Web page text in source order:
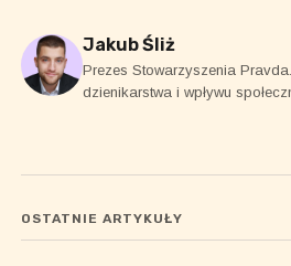
Jakub Śliż
Prezes Stowarzyszenia
dzienikarstwa i wpływu
OSTATNIE ARTYKUŁY